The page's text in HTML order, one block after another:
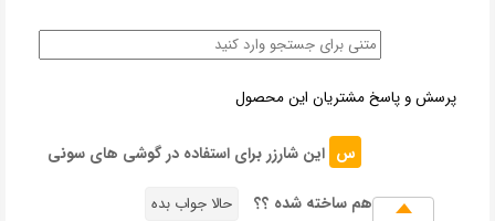
پرسش و پاسخ مشتریان این محصول
س این شارزر برای استفاده در گوشی های سونی
هم ساخته شده ؟؟ حالا جواب بده